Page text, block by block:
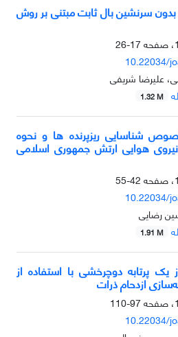
سرنشین بال ثابت مبتنی بر روش
17-26
10.22034/
علیرضا شریفی
1.32 M
شناسایی ریزپرنده ها و نحوه
نیروی هوایی ارتش جمهوری اسلامی
42-55
10.22034/
رضایی
1.91 M
پرتابه دوچرخشی با استفاده از
ازدحام ذرات
97-110
10.22034/